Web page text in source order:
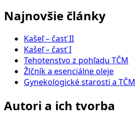
Najnovšie články
Kašeľ – časť II
Kašeľ – časť I
Tehotenstvo z pohľadu TČM
Žlčník a esenciálne oleje
Gynekologické starosti a TČM
Autori a ich tvorba